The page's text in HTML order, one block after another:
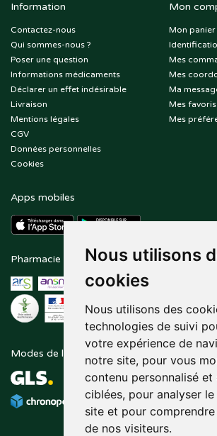
Nous utilisons
cookies
Nous utilisons des
technologies de suivi
votre expérience de
notre site, pour vous
contenu personnalisé
ciblées, pour analyser
site et pour
de nos visiteurs.
Information
Contactez-nous
Qui sommes-nous ?
Poser une question
Informations médicaments
Déclarer un effet indésirable
Livraison
Mentions légales
CGV
Données personnelles
Cookies
Mon
Mon panier
Mes
Mes
Ma
Mes favoris
Mes
Apps mobiles
Pharmacie en ligne agréée Paiement
Modes de livraison Suivez-